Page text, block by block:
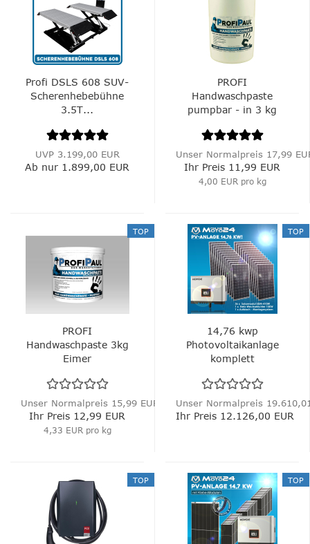
Profi DSLS 608 SUV-
Scherenhebebühne
3.5T...
UVP 3.199,00 EUR
Ab nur 1.899,00 EUR
PROFI
Handwaschpaste
pumpbar - in 3 kg
Unser Normalpreis 17,99
Ihr Preis 11,99 EUR
4,00 EUR pro kg
TOP
PROFI
Handwaschpaste 3kg
Eimer
Unser Normalpreis 15,99 EUR
Ihr Preis 12,99 EUR
4,33 EUR pro kg
TOP
14,76 kwp
Photovoltaikanlage
komplett
Unser Normalpreis
Ihr Preis 12.126,00 EUR
TOP TOP